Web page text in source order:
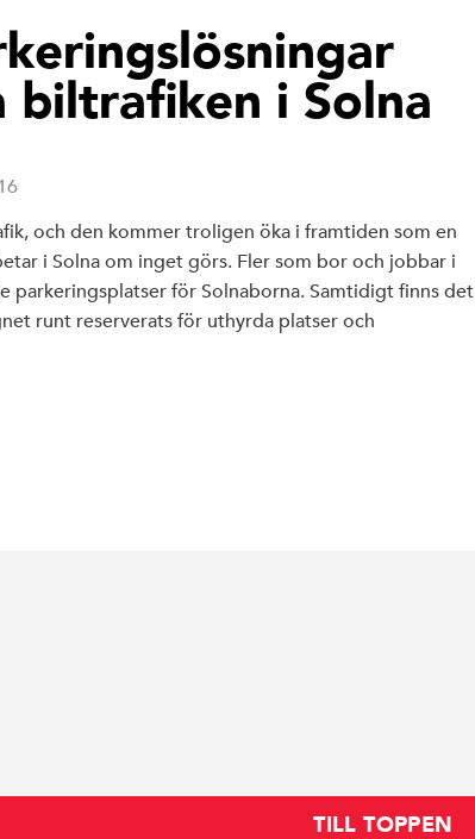
biltrafiken i Solna
och den kommer troligen öka i framtiden som en
i Solna om inget görs. Fler som bor och jobbar i
parkeringsplatser för Solnaborna. Samtidigt finns det
runt reserverats för uthyrda platser och
TILL TOPPEN